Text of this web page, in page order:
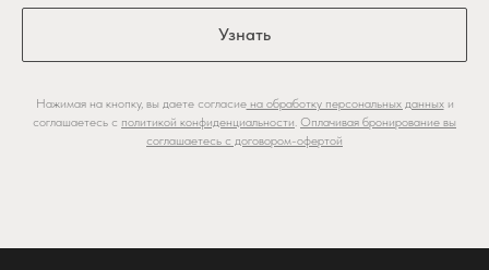
Узнать
Нажимая на кнопку, вы даете согласиена обработку персональных данныхи
соглашаетесь с политикой конфиденциальности Оплачивая бронирование вы
соглашаетесь с договором-офертой